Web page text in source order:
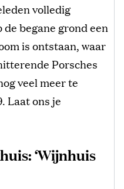
volledig
begane grond een
is ontstaan, waar
Porsches
veel meer te
Laat ons je
‘Wijnhuis